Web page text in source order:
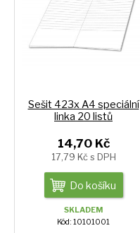
Sešit 423x A4 speciální
linka 20 listů
14,70 Kč
17,79 Kč s DPH
Do košíku
SKLADEM
Kód: 10101001